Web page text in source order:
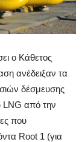
ο Κάθετος
ανέδειξαν τα
δέσμευσης
LNG από την
που
Root 1 (για